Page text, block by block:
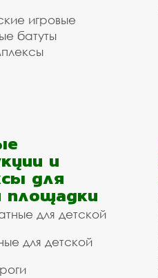
игровые
батуты
и
для
площадки
для детской
для детской